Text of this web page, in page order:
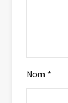
Nom *